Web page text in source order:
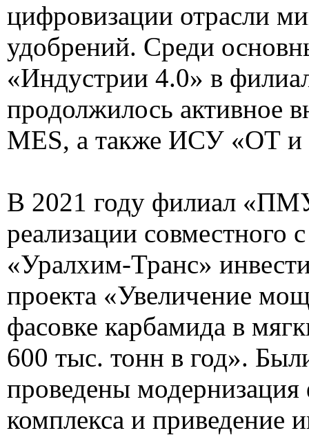
цифровизации отрасли
удобрений. Среди
«Индустрии 4.0» в
продолжилось активное
MES, а также ИСУ «ОТ
В 2021 году филиал
реализации совместного
«Уралхим-Транс»
проекта «Увеличение
фасовке карбамида в
600 тыс. тонн в год».
проведены модернизация
комплекса и приведение